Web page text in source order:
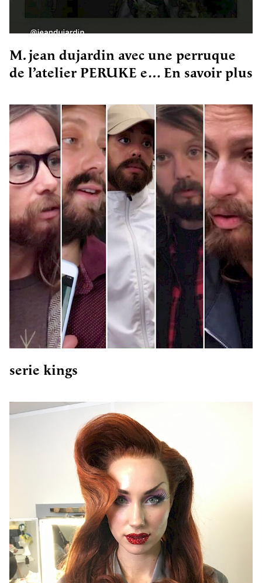
M. jean dujardin avec une perruque
de l’atelier PERUKE e… En savoir plus
serie kings